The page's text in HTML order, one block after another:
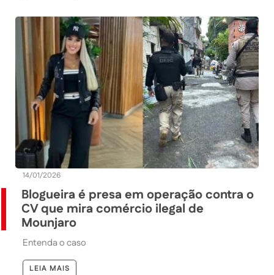
14/01/2026
Blogueira é presa em operação contra o
CV que mira comércio ilegal de
Mounjaro
Entenda o caso
LEIA MAIS